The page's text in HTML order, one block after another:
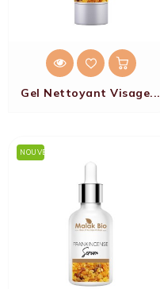
Gel Nettoyant Visage...
NOUVEAU